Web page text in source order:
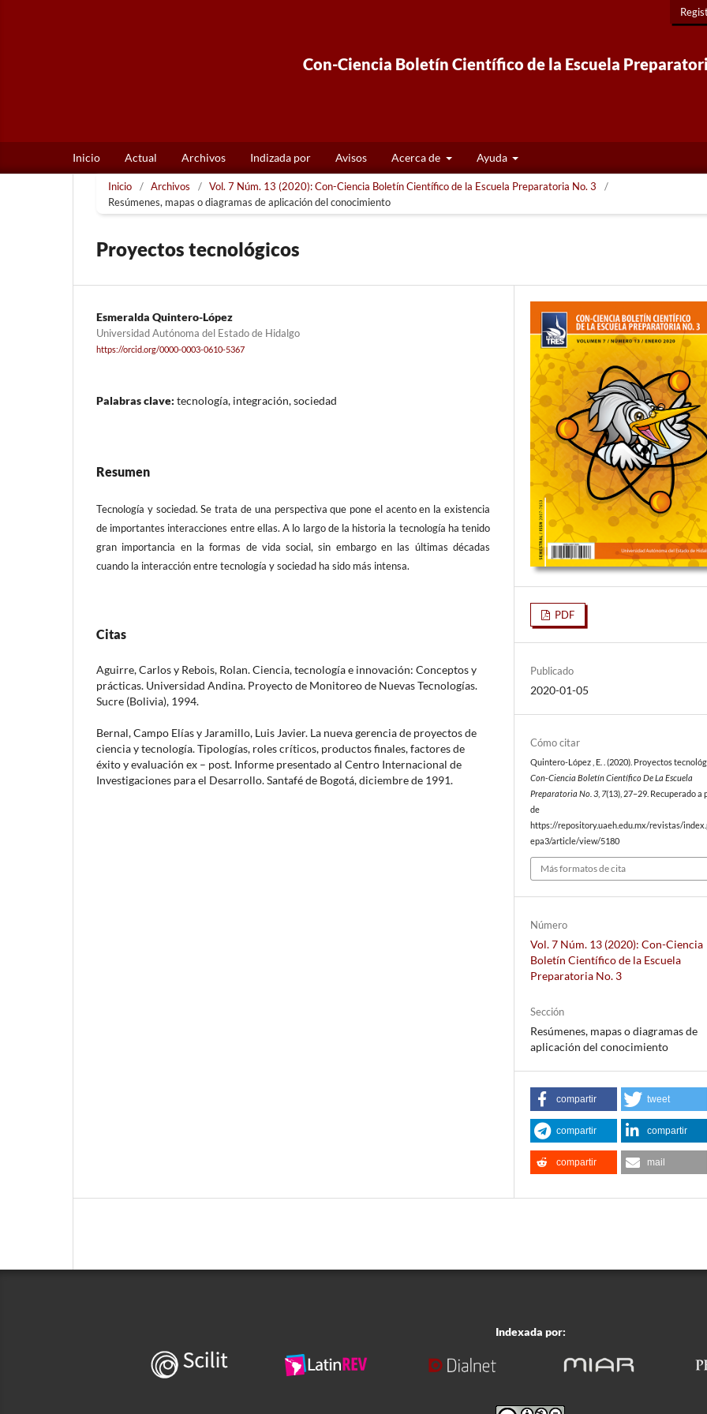
Con-Ciencia Boletín Científico de la Escuela
Inicio Actual Archivos Indizada por Avisos Acerca de Ayuda
Inicio / Archivos / Vol. 7 Núm. 13 (2020): Con-Ciencia Boletín Científico de la Escuela Preparatoria No. 3
/
Resúmenes, mapas o diagramas de aplicación del conocimiento
Proyectos tecnológicos
Esmeralda Quintero-López
Universidad Autónoma del Estado de Hidalgo
https://orcid.org/0000-0003-0610-5367
Palabras clave: tecnología, integración, sociedad
Resumen
Tecnología y sociedad. Se trata de una perspectiva que pone el acento en la existencia
de importantes interacciones entre ellas. A lo largo de la historia la tecnología ha tenido
gran importancia en la formas de vida social, sin embargo en las últimas décadas
cuando la interacción entre tecnología y sociedad ha sido más intensa.
Citas
Aguirre, Carlos y Rebois, Rolan. Ciencia, tecnología e innovación: Conceptos y
prácticas. Universidad Andina. Proyecto de Monitoreo de Nuevas Tecnologías.
Sucre (Bolivia), 1994.
Bernal, Campo Elías y Jaramillo, Luis Javier. La nueva gerencia de proyectos de
ciencia y tecnología. Tipologías, roles críticos, productos finales, factores de
éxito y evaluación ex – post. Informe presentado al Centro Internacional de
Investigaciones para el Desarrollo. Santafé de Bogotá, diciembre de 1991.
PDF
Publicado
2020-01-05
Cómo citar
Quintero-López , E. . (2020). Proyectos
Con-Ciencia Boletín Científico De La Escuela
Preparatoria No. 3 7(13), 27–29. Recuperado a
de
https://repository.uaeh.edu.mx/revistas/
epa3/article/view/5180
Más formatos de cita
Número
Vol. 7 Núm. 13 (2020): Con-Ciencia
Boletín Científico de la Escuela
Preparatoria No. 3
Sección
Resúmenes, mapas o diagramas de
aplicación del conocimiento
compartir tweet
compartir compartir
compartir mail
Indexada por: